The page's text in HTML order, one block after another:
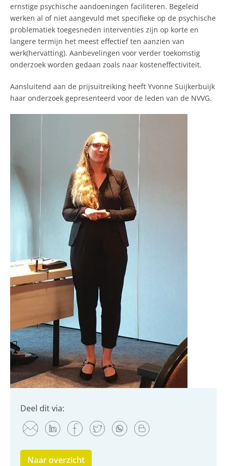
ernstige psychische aandoeningen faciliteren. Begeleid
werken al of niet aangevuld met specifieke op de psychische
problematiek toegesneden interventies zijn op korte en
langere termijn het meest effectief ten aanzien van
werk(hervatting). Aanbevelingen voor verder toekomstig
onderzoek worden gedaan zoals naar kosteneffectiviteit.
Aansluitend aan de prijsuitreiking heeft Yvonne Suijkerbuijk
haar onderzoek gepresenteerd voor de leden van de NVVG.
Deel dit via:
Naar overzicht